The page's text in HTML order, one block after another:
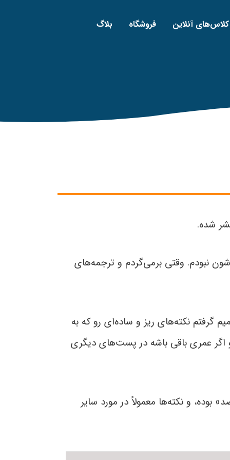
کلاس‌های آنلاین فروشگاه بلاگ
شده.
نبودم. وقتی برمی‌گردم و ترجمه‌های
گرفتم نکته‌های ریز و ساده‌ای رو که به
عمری باقی باشه در پست‌های دیگری
بوده، و نکته‌ها معمولاً در مورد سایر